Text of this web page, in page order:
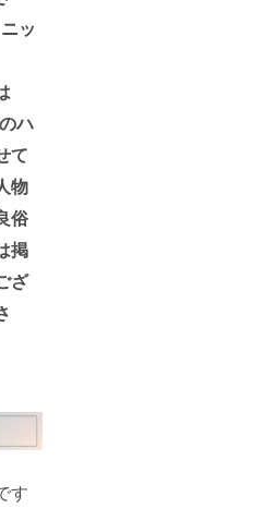
ッ
ハ
て
物
俗
掲
ざ
す